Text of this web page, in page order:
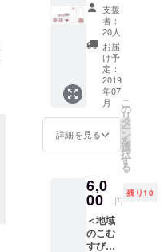
ん。 ※
支援
時、必
ず備考
欄にご
希望の
お名前
をご記
入くだ
さい。
記入の
IREの
ユー
ザー名
を掲載
いたし
せてい
ただき
ます。
・お礼
のメー
ルに加
えて、
下記を
お届け
しま
す。
箋 ー
オリジ
ナルス
テッ
カー×3
枚 ー
サコッ
シュで
応援
コース
所鳩か
ら感謝
の気持
ちが
メール
で届き
ます。
・ウェ
（https:
//densh
obato.t
okyo）
に名前
を1年間
支援
者：
20人
お届
け予
定：
2019
年07
月
詳細を見る
こ
の
リ
タ
ー
ン
を
選
択
す
る
6,0
00 円
残り10
＜地域
のこむ
すびで